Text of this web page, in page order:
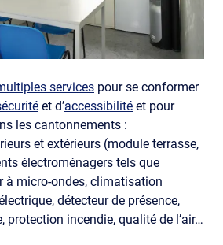
services pour se conformer
et d’accessibilité et pour
les cantonnements :
et extérieurs (module terrasse,
électroménagers tels que
à micro-ondes, climatisation
détecteur de présence,
protection incendie, qualité de l’air…